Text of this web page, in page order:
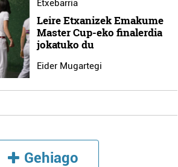
Etxebarria
Leire Etxanizek Emakume
Master Cup-eko finalerdia
jokatuko du
Eider Mugartegi
Gehiago